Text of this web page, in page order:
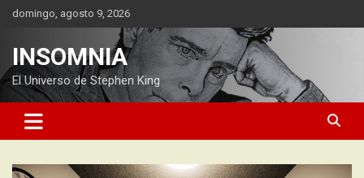
Saltardomingo, agosto 9, 2026
INSOMNIA
El Universo de Stephen King